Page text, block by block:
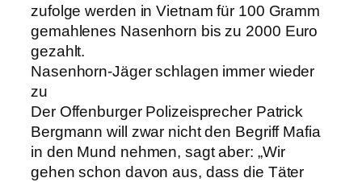
zufolge werden in Vietnam für 100 Gramm
gemahlenes Nasenhorn bis zu 2000 Euro
gezahlt.
Nasenhorn-Jäger schlagen immer wieder
zu
Der Offenburger Polizeisprecher Patrick
Bergmann will zwar nicht den Begriff Mafia
in den Mund nehmen, sagt aber: „Wir
gehen schon davon aus, dass die Täter